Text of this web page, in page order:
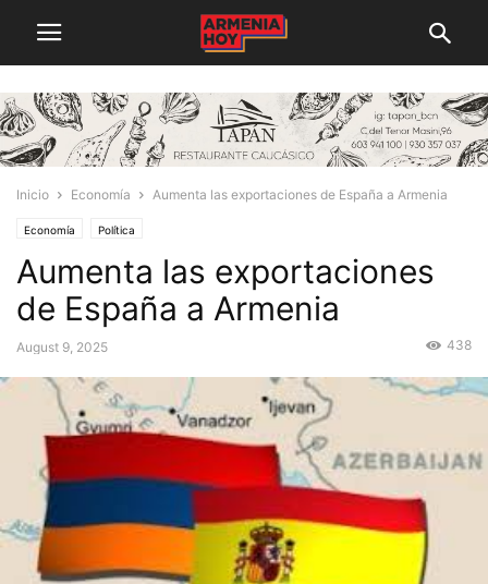
Inicio Economía Aumenta las exportaciones de España a Armenia
Economía Política
Aumenta las exportaciones
de España a Armenia
August 9, 2025 438